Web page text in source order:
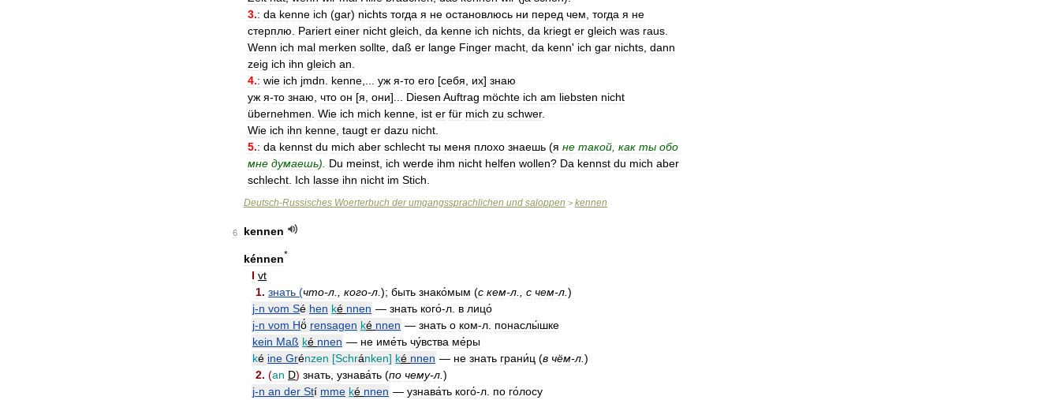
3.: da kenne ich (gar) nichts тогда я не остановлюсь ни перед чем тогда я не
стерплю
Pariert einer nicht gleich da kenne ich nichts da kriegt er gleich was raus
Wenn ich mal merken sollte daß er lange Finger macht da kenn' ich gar nichts dann
zeig ich ihn gleich an
4.: wie ich jmdn kenne уж я-то его [себя их] знаю
уж я-то знаю что он [я они]... Diesen Auftrag möchte ich am liebsten nicht
übernehmen Wie ich mich kenne ist er für mich zu schwer.
Wie ich ihn kenne taugt er dazu nicht
5.: da kennst du mich aber schlecht ты меня плохо знаешь (я не такой как ты обо
мне думаешь). Du meinst ich werde ihm nicht helfen wollen? Da kennst du mich aber
schlecht Ich lasse ihn nicht im Stich
Deutsch-Russisches Woerterbuch der umgangssprachlichen und saloppen > kennen
6 kennen
kénnen*
I vt
1. знать (что-л кого-л ); быть знако́мым (с кем-л с чем-л )
j-n vom Sé hen ké nnen — знать кого́-л в лицо́
j-n vom Hö́ rensagen ké nnen — знать о ком-л понаслы́шке
kein Maß ké nnen — не име́ть чу́вства ме́ры
ké ine Grénzen [Schránken] ké nnen — не знать грани́ц (в чём-л )
2. (an D) знать узнава́ть (по чему-л )
j-n an der Stí mme ké nnen — узнава́ть кого́-л по го́лосу